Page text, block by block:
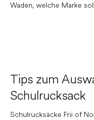
Waden, welche Marke
Tips zum
Schulrucksack
Schulrucksäcke Frii of